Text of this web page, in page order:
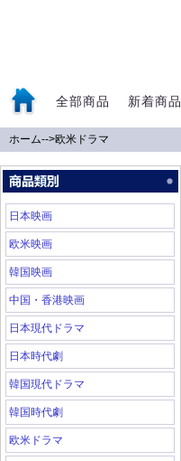
全部商品 新着商品
ホーム-->欧米ドラマ
日本映画
欧米映画
韓国映画
中国・香港映画
日本現代ドラマ
日本時代劇
韓国現代ドラマ
韓国時代劇
欧米ドラマ